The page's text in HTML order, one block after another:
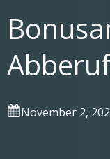
November 2,